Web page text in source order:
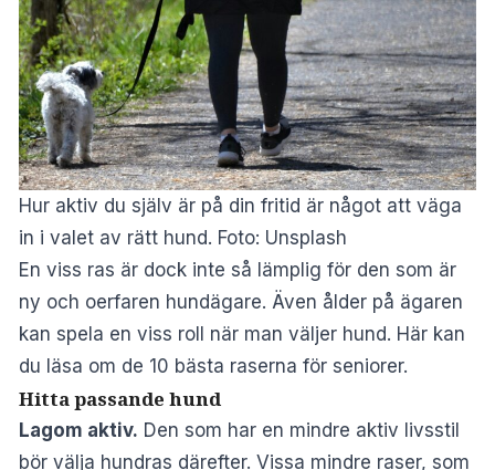
Hur aktiv du själv är på din fritid är något att väga
in i valet av rätt hund. Foto: Unsplash
En viss ras är dock inte så lämplig för den som är
ny och oerfaren hundägare. Även ålder på ägaren
kan spela en viss roll när man väljer hund. Här kan
du läsa om de 10 bästa raserna för seniorer.
Hitta passande hund
Lagom aktiv. Den som har en mindre aktiv livsstil
bör välja hundras därefter. Vissa mindre raser, som